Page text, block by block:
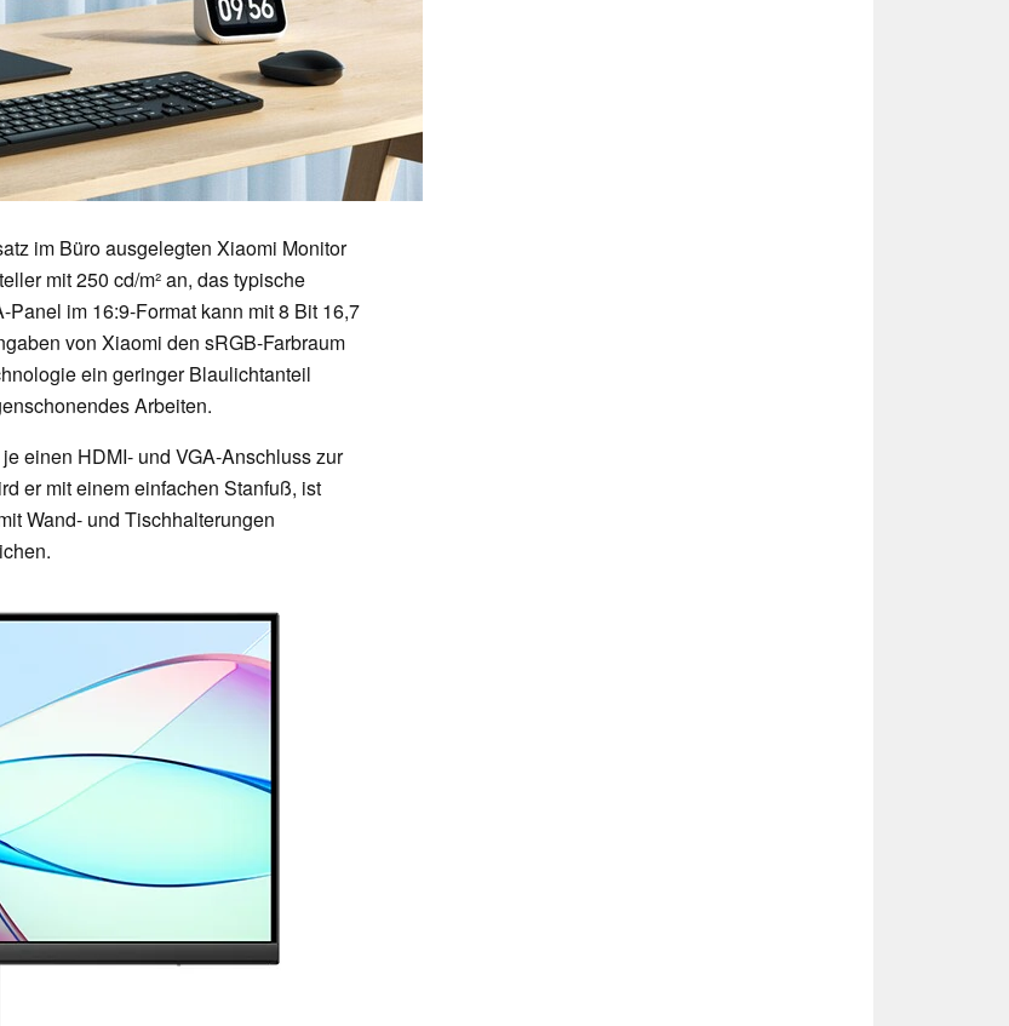
im Büro ausgelegten Xiaomi Monitor
mit 250 cd/m² an, das typische
im 16:9-Format kann mit 8 Bit 16,7
von Xiaomi den sRGB-Farbraum
ein geringer Blaulichtanteil
Arbeiten.
einen HDMI- und VGA-Anschluss zur
er mit einem einfachen Stanfuß, ist
Wand- und Tischhalterungen